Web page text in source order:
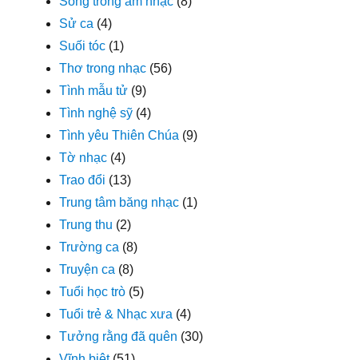
Sử ca (4)
Suối tóc (1)
Thơ trong nhạc (56)
Tình mẫu tử (9)
Tình nghệ sỹ (4)
Tình yêu Thiên Chúa (9)
Tờ nhạc (4)
Trao đổi (13)
Trung tâm băng nhạc (1)
Trung thu (2)
Trường ca (8)
Truyện ca (8)
Tuổi học trò (5)
Tuổi trẻ & Nhạc xưa (4)
Tưởng rằng đã quên (30)